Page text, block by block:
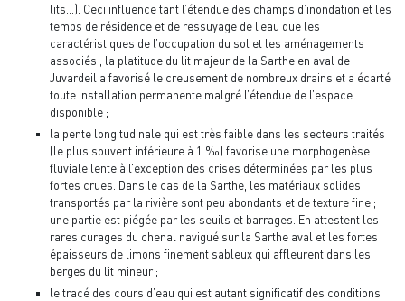
lits…). Ceci influence tant l’étendue des champs d’inondation et les
temps de résidence et de ressuyage de l’eau que les
caractéristiques de l’occupation du sol et les aménagements
associés ; la platitude du lit majeur de la Sarthe en aval de
Juvardeil a favorisé le creusement de nombreux drains et a écarté
toute installation permanente malgré l’étendue de l’espace
disponible ;
la pente longitudinale qui est très faible dans les secteurs traités
(le plus souvent inférieure à 1 ‰) favorise une morphogenèse
fluviale lente à l’exception des crises déterminées par les plus
fortes crues. Dans le cas de la Sarthe, les matériaux solides
transportés par la rivière sont peu abondants et de texture fine ;
une partie est piégée par les seuils et barrages. En attestent les
rares curages du chenal navigué sur la Sarthe aval et les fortes
épaisseurs de limons finement sableux qui affleurent dans les
berges du lit mineur ;
le tracé des cours d’eau qui est autant significatif des conditions